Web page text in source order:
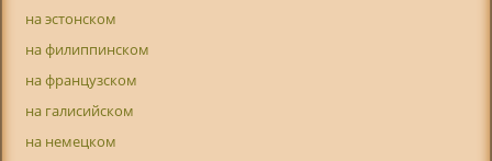
на эстонском
на филиппинском
на французском
на галисийском
на немецком